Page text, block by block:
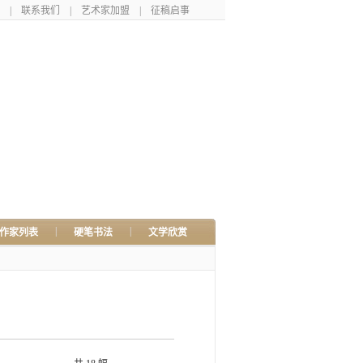
联系我们 艺术家加盟 征稿启事
作家列表 硬笔书法 文学欣赏